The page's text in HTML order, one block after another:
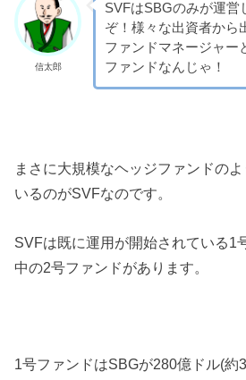
信太郎
SVFはSBGのみが運営
ぞ！様々な出資者から
ファンドマネージャー
ファンドなんじゃ！
まさに大規模なヘッジファンドの
いるのがSVFなのです。
SVFは既に運用が開始されている1
中の2号ファンドがあります。
1号ファンドはSBGが280億ドル(約